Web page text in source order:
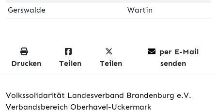
Gerswalde
Wartin
Drucken Teilen Teilen
per E-Mail
senden
Volkssolidarität Landesverband Brandenburg e.V.
Verbandsbereich Oberhavel-Uckermark